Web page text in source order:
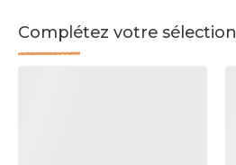
Complétez votre sélection